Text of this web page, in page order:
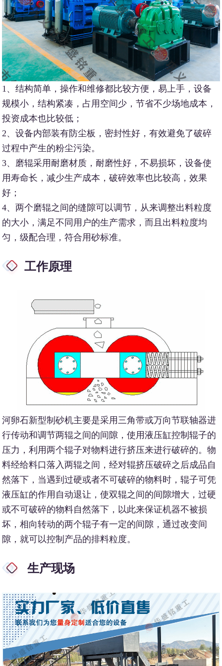
1、结构简单，操作和维修都比较方便，易上手，设备
规模小，结构紧凑，占用空间少，节省不少场地成本，
投资成本也比较低；
2、设备内部装有防尘板，密封性好，有效避免了破碎
过程中产生的粉尘污染。
3、磨辊采用耐磨材质，耐磨性好，不易损坏，设备使
用寿命长，减少生产成本，破碎效率也比较高，效果
好；
4、两个磨辊之间的缝隙可以调节，从来调整出料粒度
的大小，满足不同用户的生产需求，而且出料粒度均
匀，级配合理，符合用砂标准。
工作原理
河卵石新型制砂机主要是采用三角带或万向节联轴器进
行传动和调节两辊之间的间隙，使用液压缸控制辊子的
压力，利用两个辊子对物料进行挤压来进行破碎的。物
料经给料口落入两辊之间，经对辊挤压破碎之后成品自
然落下，当遇到过硬或者不可破碎的物料时，辊子可凭
液压缸的作用自动退让，使双辊之间的间隙增大，过硬
或不可破碎的物料自然落下，以此来保证机器不被损
坏，相向转动的两个辊子有一定的间隙，通过改变间
隙，就可以控制产品的排料粒度。
生产现场